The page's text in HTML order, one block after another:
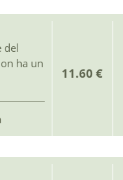
del
ha un
11.60 €